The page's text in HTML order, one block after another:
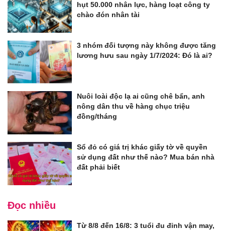
hụt 50.000 nhân lực, hàng loạt công ty
chào đón nhân tài
3 nhóm đối tượng này không được tăng
lương hưu sau ngày 1/7/2024: Đó là ai?
Nuôi loài độc lạ ai cũng chê bẩn, anh
nông dân thu về hàng chục triệu
đồng/tháng
Sổ đỏ có giá trị khác giấy tờ về quyền
sử dụng đất như thế nào? Mua bán nhà
đất phải biết
Đọc nhiều
Từ 8/8 đến 16/8: 3 tuổi đu đỉnh vận may,